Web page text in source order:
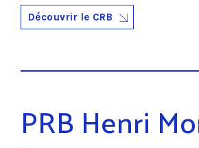
Découvrir le CRB
PRB Henri